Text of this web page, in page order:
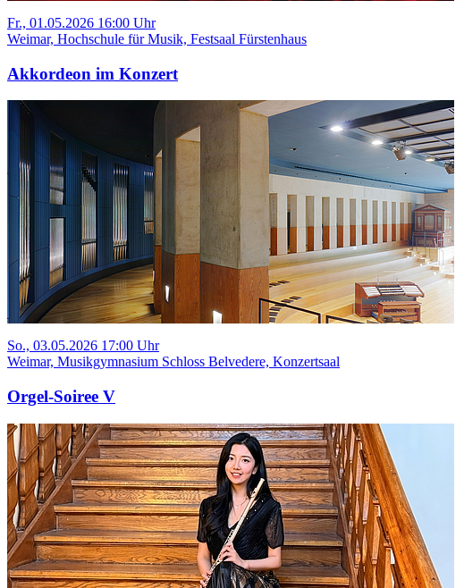
Fr., 01.05.2026 16:00 Uhr
Weimar, Hochschule für Musik, Festsaal Fürstenhaus
Akkordeon im Konzert
So., 03.05.2026 17:00 Uhr
Weimar, Musikgymnasium Schloss Belvedere, Konzertsaal
Orgel-Soiree V